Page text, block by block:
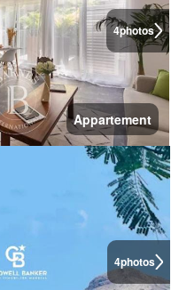
4photos
Appartement
4photos